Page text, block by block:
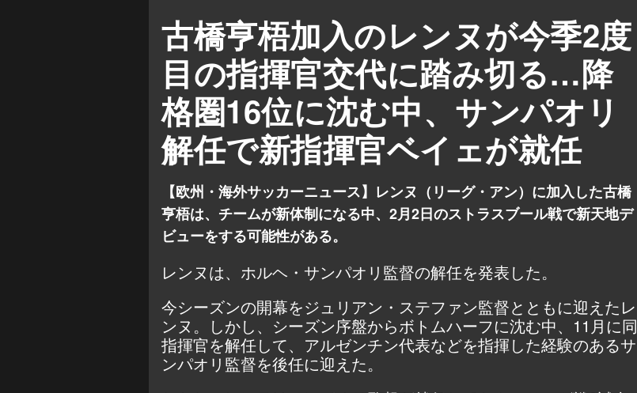
古橋亨梧加入のレンヌが今季2度
目の指揮官交代に踏み切る…降
格圏16位に沈む中、サンパオリ
解任で新指揮官ベイェが就任
【欧州・海外サッカーニュース】レンヌ（リーグ・アン）に加入した古橋
亨梧は、チームが新体制になる中、2月2日のストラスブール戦で新天地デ
ビューをする可能性がある。
レンヌは、ホルヘ・サンパオリ監督の解任を発表した。
今シーズンの開幕をジュリアン・ステファン監督とともに迎えたレ
ンヌ。しかし、シーズン序盤からボトムハーフに沈む中、11月に同
指揮官を解任して、アルゼンチン代表などを指揮した経験のあるサ
ンパオリ監督を後任に迎えた。